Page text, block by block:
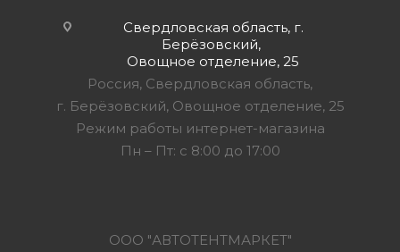
Свердловская область, г.
Берёзовский,
Овощное отделение, 25
Россия, Свердловская область,
г. Берёзовский, Овощное отделение, 25
Режим работы интернет-магазина
Пн – Пт: с 8:00 до 17:00
ООО "АВТОТЕНТМАРКЕТ"